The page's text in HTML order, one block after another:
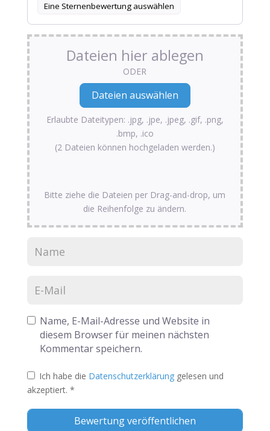
Eine Sternenbewertung auswählen
Dateien hier ablegen
ODER
Erlaubte Dateitypen: .jpg, .jpe, .jpeg, .gif, .png,
.bmp, .ico
(2 Dateien können hochgeladen werden.)
Bitte ziehe die Dateien per Drag-and-drop, um
die Reihenfolge zu ändern.
Name, E-Mail-Adresse und Website in
diesem Browser für meinen nächsten
Kommentar speichern.
Ich habe die Datenschutzerklärung gelesen und
akzeptiert. *